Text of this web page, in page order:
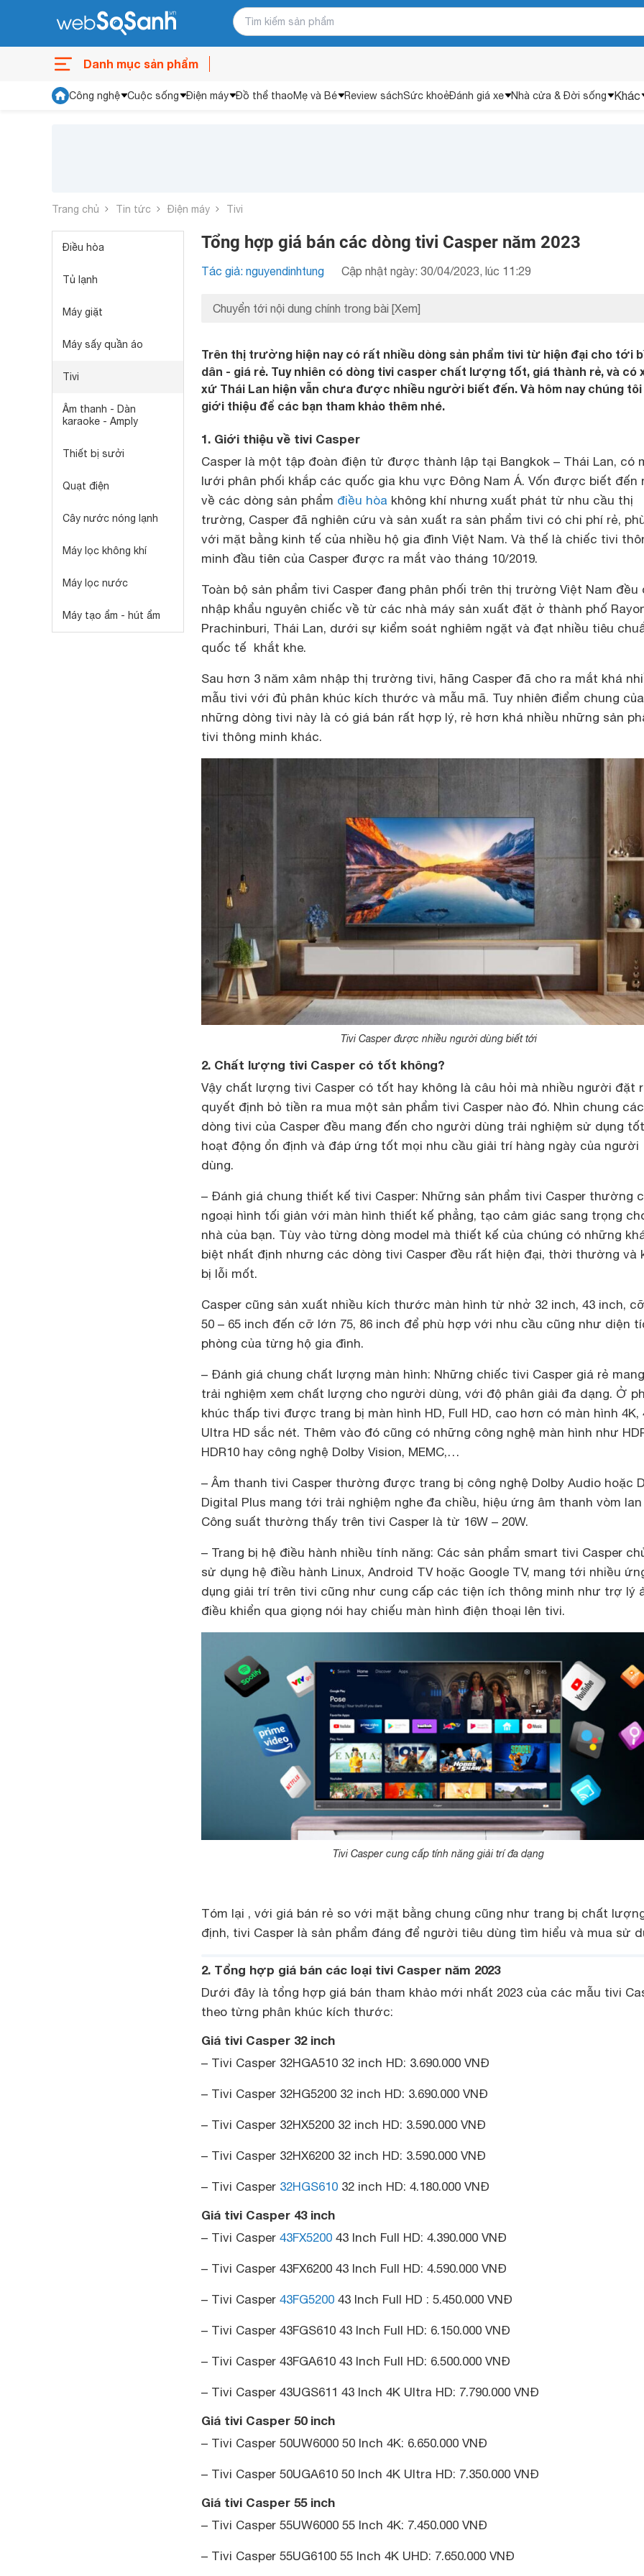
Danh mục sản phẩm
Công nghệ Cuộc sống Điện máy Đồ thể thaoMẹ và Bé Review sáchSức khoẻĐánh giá xe Nhà cửa & Đời sống Khác
Trang chủ Tin tức Điện máy Tivi
Điều hòa
Tủ lạnh
Máy giặt
Máy sấy quần áo
Tivi
Âm thanh - Dàn
karaoke - Amply
Thiết bị sưởi
Quạt điện
Cây nước nóng lạnh
Máy lọc không khí
Máy lọc nước
Máy tạo ẩm - hút ẩm
Tổng hợp giá bán các dòng tivi Casper năm 2023
Tác giả: nguyendinhtung Cập nhật ngày: 30/04/2023, lúc 11:29
Chuyển tới nội dung chính trong bài [Xem]
Trên thị trường hiện nay có rất nhiều dòng sản phẩm tivi từ hiện đại cho tới
dân - giá rẻ. Tuy nhiên có dòng tivi casper chất lượng tốt, giá thành rẻ, và có
xứ Thái Lan hiện vẫn chưa được nhiều người biết đến. Và hôm nay chúng tôi
giới thiệu để các bạn tham khảo thêm nhé.
1. Giới thiệu về tivi Casper
Casper là một tập đoàn điện tử được thành lập tại Bangkok – Thái Lan, có
lưới phân phối khắp các quốc gia khu vực Đông Nam Á. Vốn được biết đến
về các dòng sản phẩm điều hòa không khí nhưng xuất phát từ nhu cầu thị
trường, Casper đã nghiên cứu và sản xuất ra sản phẩm tivi có chi phí rẻ,
với mặt bằng kinh tế của nhiều hộ gia đình Việt Nam. Và thế là chiếc tivi
minh đầu tiên của Casper được ra mắt vào tháng 10/2019.
Toàn bộ sản phẩm tivi Casper đang phân phối trên thị trường Việt Nam
nhập khẩu nguyên chiếc về từ các nhà máy sản xuất đặt ở thành phố
Prachinburi, Thái Lan, dưới sự kiểm soát nghiêm ngặt và đạt nhiều tiêu
quốc tế khắt khe.
Sau hơn 3 năm xâm nhập thị trường tivi, hãng Casper đã cho ra mắt khá
mẫu tivi với đủ phân khúc kích thước và mẫu mã. Tuy nhiên điểm chung của
những dòng tivi này là có giá bán rất hợp lý, rẻ hơn khá nhiều những sản
tivi thông minh khác.
Tivi Casper được nhiều người dùng biết tới
2. Chất lượng tivi Casper có tốt không?
Vậy chất lượng tivi Casper có tốt hay không là câu hỏi mà nhiều người đặt
quyết định bỏ tiền ra mua một sản phẩm tivi Casper nào đó. Nhìn chung các
dòng tivi của Casper đều mang đến cho người dùng trải nghiệm sử dụng
hoạt động ổn định và đáp ứng tốt mọi nhu cầu giải trí hàng ngày của người
dùng.
– Đánh giá chung thiết kế tivi Casper: Những sản phẩm tivi Casper thường
ngoại hình tối giản với màn hình thiết kế phẳng, tạo cảm giác sang trọng
nhà của bạn. Tùy vào từng dòng model mà thiết kế của chúng có những
biệt nhất định nhưng các dòng tivi Casper đều rất hiện đại, thời thường và
bị lỗi mốt.
Casper cũng sản xuất nhiều kích thước màn hình từ nhở 32 inch, 43 inch,
50 – 65 inch đến cỡ lớn 75, 86 inch để phù hợp với nhu cầu cũng như diện
phòng của từng hộ gia đình.
– Đánh giá chung chất lượng màn hình: Những chiếc tivi Casper giá rẻ
trải nghiệm xem chất lượng cho người dùng, với độ phân giải đa dạng. Ở
khúc thấp tivi được trang bị màn hình HD, Full HD, cao hơn có màn hình 4K,
Ultra HD sắc nét. Thêm vào đó cũng có những công nghệ màn hình như
HDR10 hay công nghệ Dolby Vision, MEMC,…
– Âm thanh tivi Casper thường được trang bị công nghệ Dolby Audio hoặc
Digital Plus mang tới trải nghiệm nghe đa chiều, hiệu ứng âm thanh vòm
Công suất thường thấy trên tivi Casper là từ 16W – 20W.
– Trang bị hệ điều hành nhiều tính năng: Các sản phẩm smart tivi Casper
sử dụng hệ điều hành Linux, Android TV hoặc Google TV, mang tới nhiều
dụng giải trí trên tivi cũng như cung cấp các tiện ích thông minh như trợ lý
điều khiển qua giọng nói hay chiếu màn hình điện thoại lên tivi.
Tivi Casper cung cấp tính năng giải trí đa dạng
Tóm lại , với giá bán rẻ so với mặt bằng chung cũng như trang bị chất
định, tivi Casper là sản phẩm đáng để người tiêu dùng tìm hiểu và mua sử
2. Tổng hợp giá bán các loại tivi Casper năm 2023
Dưới đây là tổng hợp giá bán tham khảo mới nhất 2023 của các mẫu tivi
theo từng phân khúc kích thước:
Giá tivi Casper 32 inch
– Tivi Casper 32HGA510 32 inch HD: 3.690.000 VNĐ
– Tivi Casper 32HG5200 32 inch HD: 3.690.000 VNĐ
– Tivi Casper 32HX5200 32 inch HD: 3.590.000 VNĐ
– Tivi Casper 32HX6200 32 inch HD: 3.590.000 VNĐ
– Tivi Casper 32HGS610 32 inch HD: 4.180.000 VNĐ
Giá tivi Casper 43 inch
– Tivi Casper 43FX5200 43 Inch Full HD: 4.390.000 VNĐ
– Tivi Casper 43FX6200 43 Inch Full HD: 4.590.000 VNĐ
– Tivi Casper 43FG5200 43 Inch Full HD : 5.450.000 VNĐ
– Tivi Casper 43FGS610 43 Inch Full HD: 6.150.000 VNĐ
– Tivi Casper 43FGA610 43 Inch Full HD: 6.500.000 VNĐ
– Tivi Casper 43UGS611 43 Inch 4K Ultra HD: 7.790.000 VNĐ
Giá tivi Casper 50 inch
– Tivi Casper 50UW6000 50 Inch 4K: 6.650.000 VNĐ
– Tivi Casper 50UGA610 50 Inch 4K Ultra HD: 7.350.000 VNĐ
Giá tivi Casper 55 inch
– Tivi Casper 55UW6000 55 Inch 4K: 7.450.000 VNĐ
– Tivi Casper 55UG6100 55 Inch 4K UHD: 7.650.000 VNĐ